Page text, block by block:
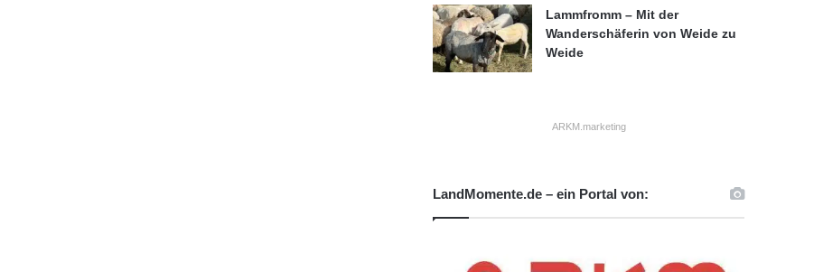
Lammfromm – Mit der
Wanderschäferin von Weide zu
Weide
ARKM.marketing
LandMomente.de – ein Portal von: